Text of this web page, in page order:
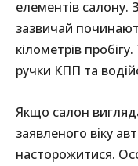
елементів салону.
зазвичай
кілометрів
ручки КПП та
Якщо салон
заявленого віку
насторожитися.